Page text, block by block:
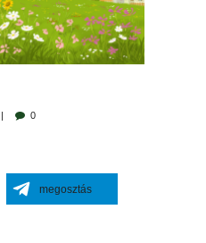
0
megosztás